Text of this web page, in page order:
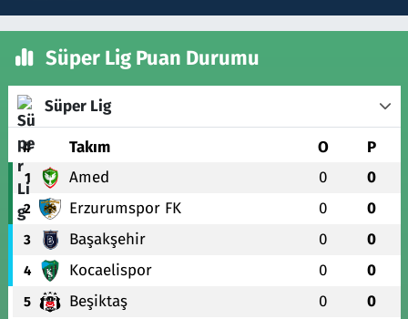
Süper Lig Puan Durumu
Süper Lig
# Takım O P
1 Amed 0 0
2 Erzurumspor FK 0 0
3 Başakşehir 0 0
4 Kocaelispor 0 0
5 Beşiktaş 0 0